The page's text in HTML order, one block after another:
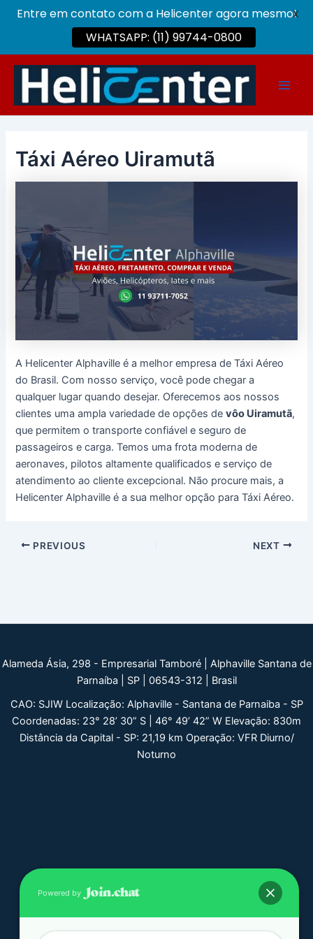
conteúdo
Táxi Aéreo Uiramutã
A Helicenter Alphaville é a melhor empresa de Táxi Aéreo
do Brasil. Com nosso serviço, você pode chegar a
qualquer lugar quando desejar. Oferecemos aos nossos
clientes uma ampla variedade de opções devôo Uiramutã,
que permitem o transporte confiável e seguro de
passageiros e carga. Temos uma frota moderna de
aeronaves, pilotos altamente qualificados e serviço de
atendimento ao cliente excepcional. Não procure mais, a
Helicenter Alphaville é a sua melhor opção para Táxi Aéreo.
Post
PREVIOUS NEXT
Alameda Ásia, 298 - Empresarial Tamboré | Alphaville Santana de
Parnaíba | SP | 06543-312 | Brasil
CAO: SJIW Localização: Alphaville - Santana de Parnaiba - SP
Coordenadas: 23° 28’ 30” S | 46° 49’ 42” W Elevação: 830m
Distância da Capital - SP: 21,19 km Operação: VFR Diurno/
Noturno
Entre em contato com a Helicenter agora mesmo!
WHATSAPP: (11) 99744-0800
X
Powered by